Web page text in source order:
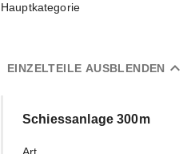
Hauptkategorie
expand_less
EINZELTEILE AUSBLENDEN
Schiessanlage 300m